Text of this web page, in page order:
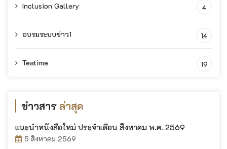
Inclusion Gallery 4
อบรมระบบข่าว1 14
Teatime 19
ข่าวสาร ล่าสุด
แนะนำหนังสือใหม่ ประจำเดือน สิงหาคม พ.ศ. 2569
5 สิงหาคม 2569